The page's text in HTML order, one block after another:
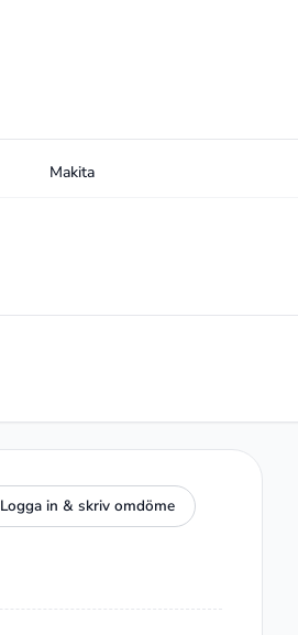
Makita
Logga in & skriv omdöme